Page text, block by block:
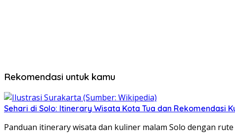
Rekomendasi untuk kamu
Sehari di Solo: Itinerary Wisata Kota Tua dan Rekomendasi
Panduan itinerary wisata dan kuliner malam Solo dengan